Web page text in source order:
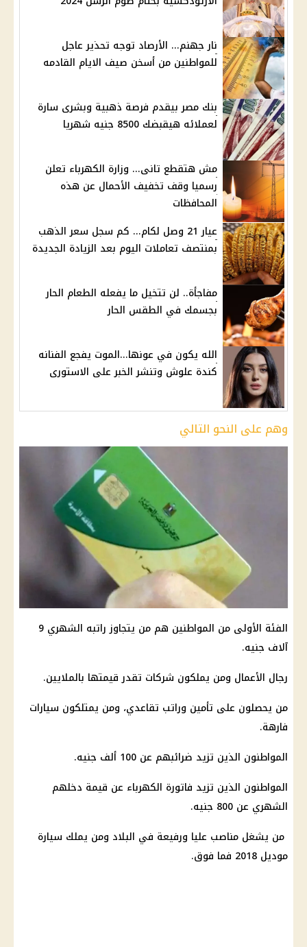
نار جهنم... الأرصاد توجه تحذير عاجل
للمواطنين من أسخن صيف الايام القادمه
بنك مصر بيقدم فرصة ذهبية وبشرى سارة
لعملائه هيقبضك 8500 جنيه شهريا
مش هتقطع تانى... وزارة الكهرباء تعلن
رسميا وقف تخفيف الأحمال عن هذه
المحافظات
عيار 21 وصل لكام... كم سجل سعر الذهب
بمنتصف تعاملات اليوم بعد الزيادة الجديدة
مفاجأة.. لن تتخيل ما يفعله الطعام الحار
بجسمك في الطقس الحار
الله يكون في عونها...الموت يفجع الفنانه
كندة علوش وتنشر الخبر على الاستورى
وهم على النحو التالي
الفئة الأولى من المواطنين هم من يتجاوز راتبه الشهري 9
آلاف جنيه.
رجال الأعمال ومن يملكون شركات تقدر قيمتها بالملايين.
من يحصلون على تأمين وراتب تقاعدي، ومن يمتلكون سيارات
فارهة.
المواطنون الذين تزيد ضرائبهم عن 100 ألف جنيه.
المواطنون الذين تزيد فاتورة الكهرباء عن قيمة دخلهم
الشهري عن 800 جنيه.
من يشغل مناصب عليا ورفيعة في البلاد ومن يملك سيارة
موديل 2018 فما فوق.